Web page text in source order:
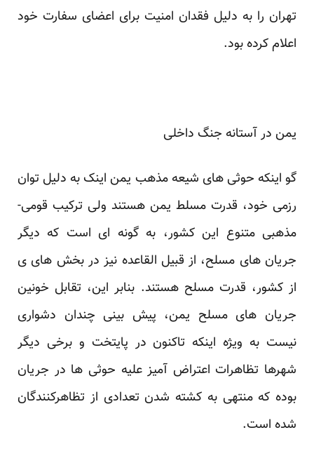
تهران را به دلیل فقدان امنیت برای اعضای سفارت خود
اعلام کرده بود.
یمن در آستانه جنگ داخلی
گو اینکه حوثی های شیعه مذهب یمن اینک به دلیل توان
رزمی خود، قدرت مسلط یمن هستند ولی ترکیب قومی-
مذهبی متنوع این کشور، به گونه ای است که دیگر
جریان های مسلح، از قبیل القاعده نیز در بخش های ی
از کشور، قدرت مسلح هستند. بنابر این، تقابل خونین
جریان های مسلح یمن، پیش بینی چندان دشواری
نیست به ویژه اینکه تاکنون در پایتخت و برخی دیگر
شهرها تظاهرات اعتراض آمیز علیه حوثی ها در جریان
بوده که منتهی به کشته شدن تعدادی از تظاهرکنندگان
شده است.